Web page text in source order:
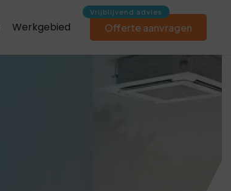
Werkgebied Offerte aanvragen